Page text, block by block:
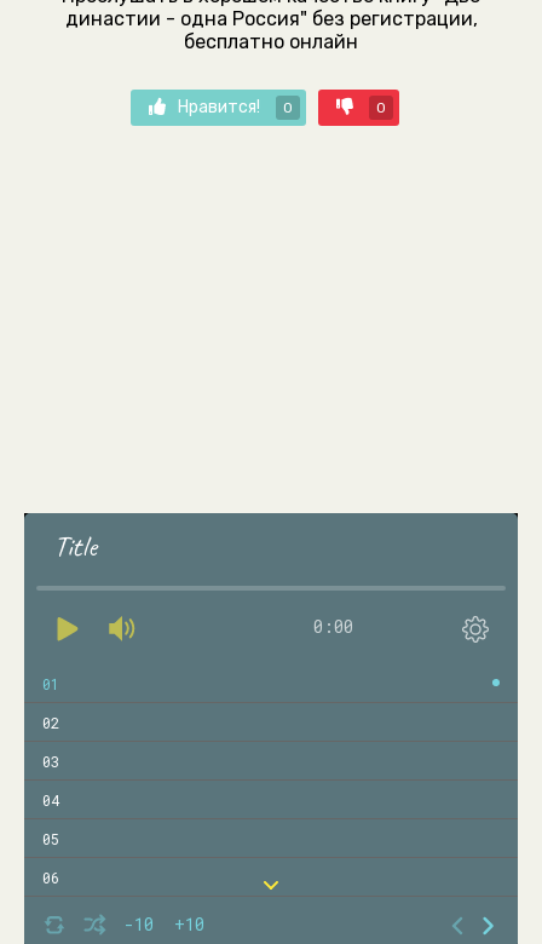
династии - одна Россия" без регистрации,
бесплатно онлайн
Нравится! 0 0
Title
0:00
-10 +10
01
02
03
04
05
06
07